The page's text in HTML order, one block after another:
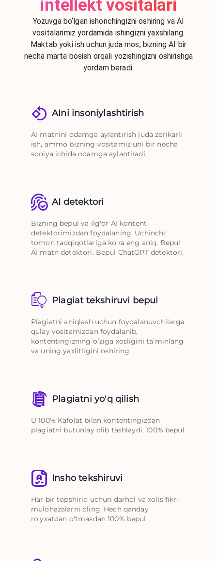
intellekt vositalari
Yozuvga bo‘lgan ishonchingizni oshiring va AI
vositalarimiz yordamida ishingizni yaxshilang.
Maktab yoki ish uchun juda mos, bizning AI bir
necha marta bosish orqali yozishingizni oshirishga
yordam beradi.
AIni insoniylashtirish
AI matnini odamga aylantirish juda zerikarli
ish, ammo bizning vositamiz uni bir necha
soniya ichida odamga aylantiradi.
AI detektori
Bizning bepul va ilg'or AI kontent
detektorimizdan foydalaning. Uchinchi
tomon tadqiqotlariga ko'ra eng aniq. Bepul
AI matn detektori. Bepul ChatGPT detektori.
Plagiat tekshiruvi bepul
Plagiatni aniqlash uchun foydalanuvchilarga
qulay vositamizdan foydalanib,
kontentingizning oʻziga xosligini taʼminlang
va uning yaxlitligini oshiring.
Plagiatni yo'q qilish
U 100% Kafolat bilan kontentingizdan
plagiatni butunlay olib tashlaydi. 100% bepul
Insho tekshiruvi
Har bir topshiriq uchun darhol va xolis fikr-
mulohazalarni oling. Hech qanday
ro'yxatdan o'tmasdan 100% bepul